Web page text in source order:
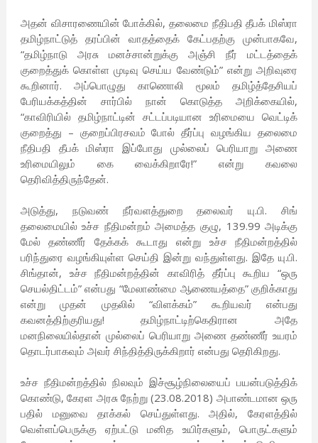
அதன் விசாரணையின் போக்கில், தலைமை நீதிபதி தீபக் மிஸ்ரா
தமிழ்நாட்டுத் தரப்பின் வாதத்தைக் கேட்பதற்கு முன்பாகவே,
“தமிழ்நாடு அரசு மனச்சான்றுக்கு அஞ்சி நீர் மட்டத்தைக்
குறைத்துக் கொள்ள முடிவு செய்ய வேண்டும்” என்று அறிவுரை
கூறினார். அப்பொழுது காணொலி மூலம் தமிழ்த்தேசியப்
பேரியக்கத்தின் சார்பில் நான் கொடுத்த அறிக்கையில்,
“காவிரியில் தமிழ்நாட்டின் சட்டப்படியான உரிமையை வெட்டிக்
குறைத்து – குறைப்பிரசவம் போல் தீர்ப்பு வழங்கிய தலைமை
நீதிபதி தீபக் மிஸ்ரா இப்போது முல்லைப் பெரியாறு அணை
உரிமையிலும் கை வைக்கிறாரே!” என்று கவலை
தெரிவித்திருந்தேன்.
அடுத்து, நடுவண் நீர்வளத்துறை தலைவர் யு.பி. சிங்
தலைமையில் உச்ச நீதிமன்றம் அமைத்த குழு, 139.99 அடிக்கு
மேல் தண்ணீர் தேக்கக் கூடாது என்று உச்ச நீதிமன்றத்தில்
பரிந்துரை வழங்கியுள்ள செய்தி இன்று வந்துள்ளது. இதே யு.பி.
சிங்தான், உச்ச நீதிமன்றத்தின் காவிரித் தீர்ப்பு கூறிய “ஒரு
செயல்திட்டம்” என்பது “மேலாண்மை ஆணையத்தை” குறிக்காது
என்று முதன் முதலில் “விளக்கம்” கூறியவர் என்பது
கவனத்திற்குரியது! தமிழ்நாட்டிற்கெதிரான அதே
மனநிலையில்தான் முல்லைப் பெரியாறு அணை தண்ணீர் உயரம்
தொடர்பாகவும் அவர் சிந்தித்திருக்கிறார் என்பது தெரிகிறது.
உச்ச நீதிமன்றத்தில் நிலவும் இச்சூழ்நிலையைப் பயன்படுத்திக்
கொண்டு, கேரள அரசு நேற்று (23.08.2018) அபாண்டமான ஒரு
பதில் மனுவை தாக்கல் செய்துள்ளது. அதில், கேரளத்தில்
வெள்ளப்பெருக்கு ஏற்பட்டு மனித உயிர்களும், பொருட்களும்